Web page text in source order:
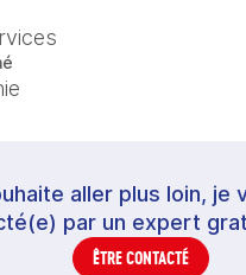
aller plus loin, je
par un expert
ÊTRE CONTACTÉ